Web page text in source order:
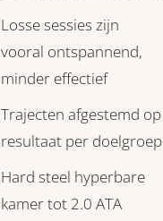
Losse sessies zijn
vooral ontspannend,
minder effectief
Trajecten afgestemd op
resultaat per doelgroep
Hard steel hyperbare
kamer tot 2.0 ATA